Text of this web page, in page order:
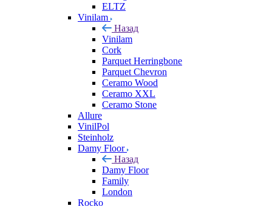
ELTZ
Vinilam
Назад
Vinilam
Cork
Parquet Herringbone
Parquet Chevron
Ceramo Wood
Ceramo XXL
Ceramo Stone
Allure
VinilPol
Steinholz
Damy Floor
Назад
Damy Floor
Family
London
Rocko